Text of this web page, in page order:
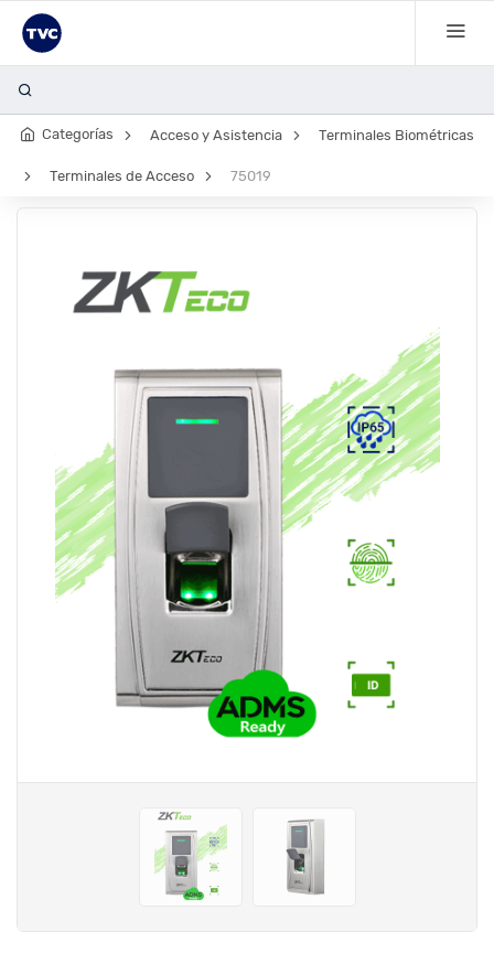
Categorías Acceso y Asistencia Terminales Biométricas
Terminales de Acceso 75019